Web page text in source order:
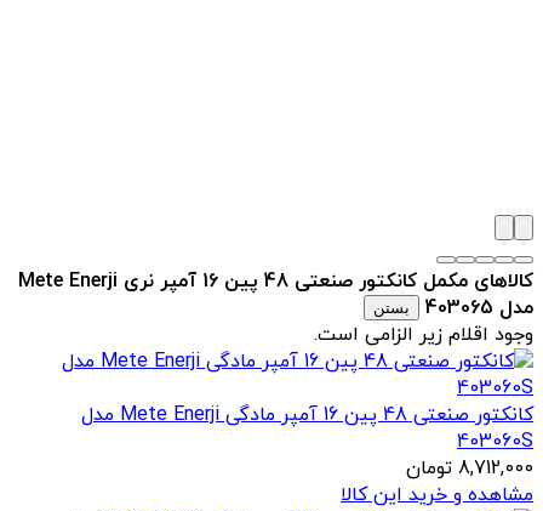
کالاهای مکمل کانکتور صنعتی 48 پین 16 آمپر نری Mete Enerji
مدل 403065
بستن
وجود اقلام زیر الزامی است.
کانکتور صنعتی 48 پین 16 آمپر مادگی Mete Enerji مدل
403060S
8,712,000 تومان
مشاهده و خرید این کالا